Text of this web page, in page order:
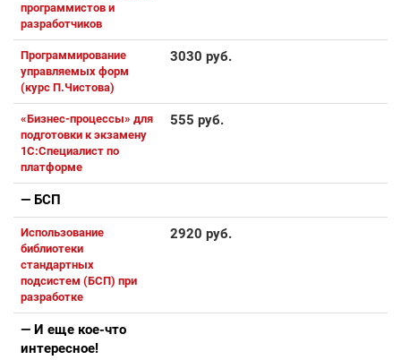
программистов и
разработчиков
Программирование
управляемых форм
(курс П.Чистова)
3030 руб.
«Бизнес-процессы» для
подготовки к экзамену
1С:Специалист по
платформе
555 руб.
— БСП
Использование
библиотеки
стандартных
подсистем (БСП) при
разработке
2920 руб.
— И еще кое-что
интересное!